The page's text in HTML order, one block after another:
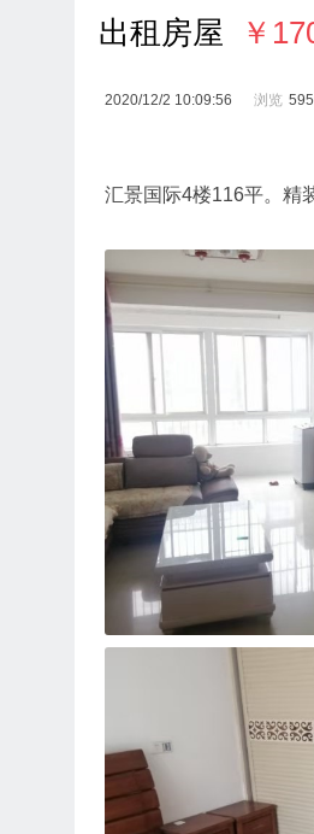
出租房屋 ￥
2020/12/2 10:09:56 浏览
汇景国际4楼116平。精